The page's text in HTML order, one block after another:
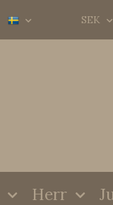
SEK
Herr